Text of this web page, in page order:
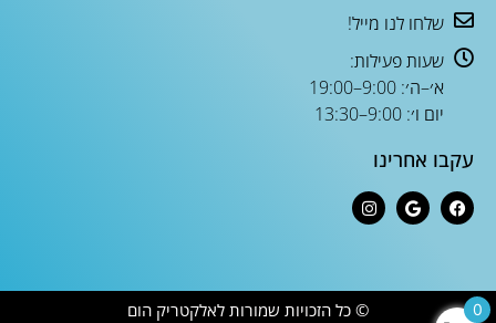
שלחו לנו מייל!
שעות פעילות:
א׳–ה׳: 9:00–19:00
יום ו׳: 9:00–13:30
עקבו אחרינו
© כל הזכויות שמורות לאלקטריק הום 0